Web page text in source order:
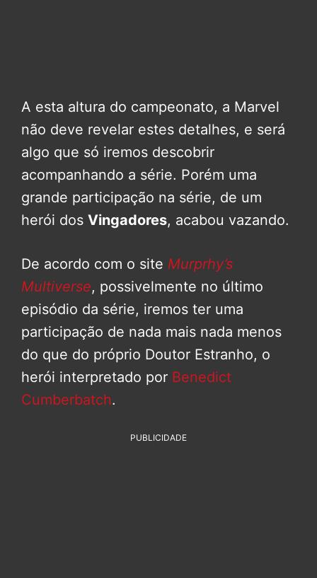
A esta altura do campeonato, a Marvel
não deve revelar estes detalhes, e será
algo que só iremos descobrir
acompanhando a série. Porém uma
grande participação na série, de um
herói dos Vingadores, acabou vazando.
De acordo com o site Murprhy’s
Multiverse, possivelmente no último
episódio da série, iremos ter uma
participação de nada mais nada menos
do que do próprio Doutor Estranho, o
herói interpretado por Benedict
Cumberbatch.
PUBLICIDADE